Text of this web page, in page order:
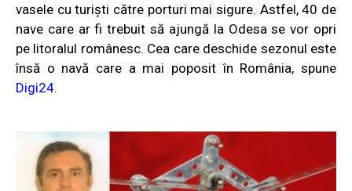
vasele cu turişti către porturi mai sigure. Astfel, 40 de
nave care ar fi trebuit să ajungă la Odesa se vor opri
pe litoralul românesc. Cea care deschide sezonul este
însă o navă care a mai poposit în România, spune
Digi24.